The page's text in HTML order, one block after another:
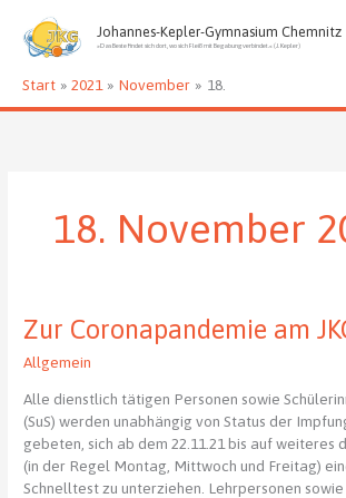
Inhalt
springen
Johannes-Kepler-Gymnasium Chemnitz
»Das Beste findet sich dort, wo sich Fleiß mit Begabung verbindet.« (J. Kepler)
Start 2021 November 18.
18. November
Zur Coronapandemie am
Allgemein
Alle dienstlich tätigen Personen sowie
(SuS) werden unabhängig von Status der
gebeten, sich ab dem 22.11.21 bis auf weiteres
(in der Regel Montag, Mittwoch und Freitag)
Schnelltest zu unterziehen. Lehrpersonen sowie